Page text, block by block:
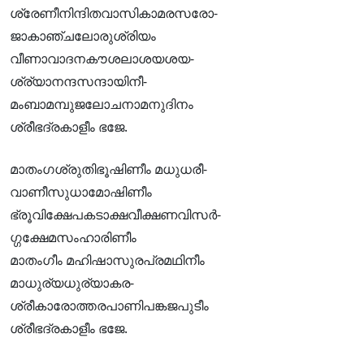
ശ്രേണീനിന്ദിതവാസികാമരസരോ-
ജാകാഞ്ചലോരുശ്രിയം
വീണാവാദനകൗശലാശയശയ-
ശ്ര്യാനന്ദസന്ദായിനീ-
മംബാമമ്പുജലോചനാമനുദിനം
ശ്രീഭദ്രകാളീം ഭജേ.
മാതംഗശ്രുതിഭൂഷിണീം മധുധരീ-
വാണീസുധാമോഷിണീം
ഭ്രൂവിക്ഷേപകടാക്ഷവീക്ഷണവിസര്‍-
ഗ്ഗക്ഷേമസംഹാരിണീം
മാതംഗീം മഹിഷാസുരപ്രമഥിനീം
മാധുര്യധുര്യാകര-
ശ്രീകാരോത്തരപാണിപങ്കജപുടീം
ശ്രീഭദ്രകാളീം ഭജേ.